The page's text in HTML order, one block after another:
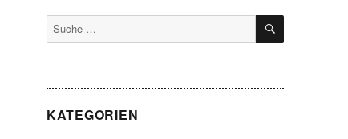
Suche
nach:
SUCHEN
KATEGORIEN